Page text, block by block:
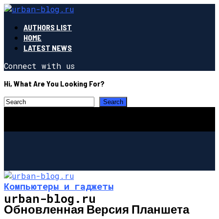
AUTHORS LIST
HOME
LATEST NEWS
Connect with us
Hi, What Are You Looking For?
urban-blog.ru
Компьютеры и гаджеты
Обновленная Версия Планшета